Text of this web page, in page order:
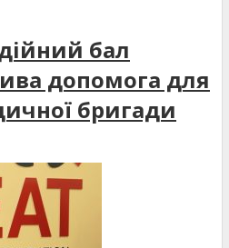
бал
допомога для
бригади